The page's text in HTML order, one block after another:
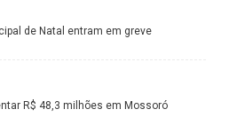
de Natal entram em greve
R$ 48,3 milhões em Mossoró